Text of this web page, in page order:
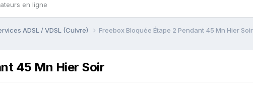
en ligne
ADSL / VDSL (Cuivre) Freebox Bloquée Étape 2 Pendant 45 Mn Hier Soir
45 Mn Hier Soir